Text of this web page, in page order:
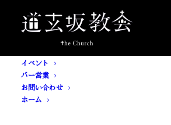
イベント
バー営業
お問い合わせ
ホーム
[ 入場無料 ] 道玄坂教会二人会